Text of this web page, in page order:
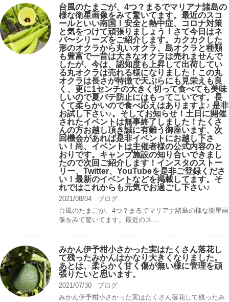
台風のたまごが、4つ？まるでマリアナ諸島の
様な衛星画像をみて驚いてます。最近のスコ
ールといい南国！安全と熱中症、コロナ対策
と気をつけて頑張りましょう！さて今日はネ
バ〜シリーズをご紹介します。カクカクした
形のオクラから丸いオクラ、島オクラと種類
も豊富で一昔は大きなオクラは売れませんで
したが、今は、認知度も上昇して出荷してい
る丸オクラは売れる様になりました！この丸
オクラは長さが特徴で天ぷらにも見栄えも良
く、更に1センチの大きく切って食べても美味
しいので夏バテ防止にはもってこいです。長
くて柔らかいので食べ応えはありますよ♪ 是非
お試し下さい♪。そしてお知らせ！土日に開催
されたイベントは無事終了しました！たくさ
んの方お越し頂き誠に有難う御座います、次
回機会があれば是非イベントにお越し下さ
い！尚、イベントは主催者様の公式内容のと
おりです。キャンプ️施設の知り合いできまし
たので次回ご紹介します！インスタのストー
リー、Twitter、YouTubeを是非ご登録くださ
い！最新のイベントなどを掲載してます。そ
れではこれからも元気でお過ごし下さい♪
2021/08/04
ブログ
台風のたまごが、4つ？まるでマリアナ諸島の様な衛星画
像をみて驚いてます。最近のス ...
みかん伊予柑小さかった実はたくさん落花し
て残ったみかんはかなり大きくなりました。
あとは、柔らかく甘く傷が無い様に管理を頑
張りたいと思います。
2021/07/30
ブログ
みかん伊予柑小さかった実はたくさん落花して残ったみ